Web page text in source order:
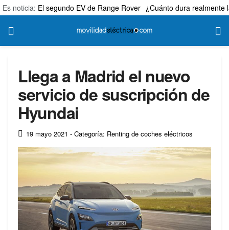
Es noticia: El segundo EV de Range Rover ¿Cuánto dura realmente
Llega a Madrid el nuevo
servicio de suscripción de
Hyundai
19 mayo 2021 - Categoría: Renting de coches eléctricos